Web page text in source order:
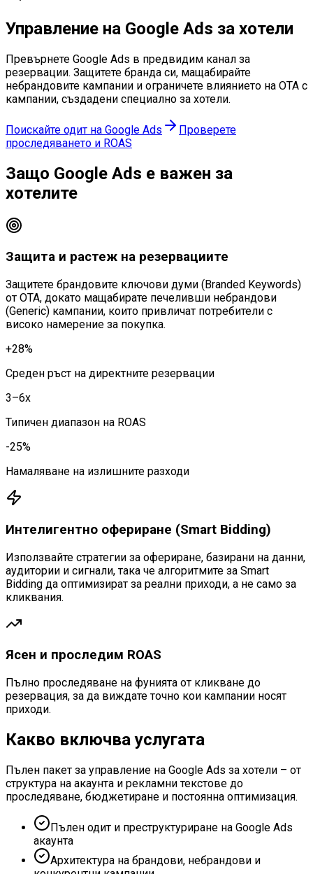
Управление на Google Ads за хотели
Превърнете Google Ads в предвидим канал за
резервации. Защитете бранда си, мащабирайте
небрандовите кампании и ограничете влиянието на OTA с
кампании, създадени специално за хотели.
Поискайте одит на Google Ads
Проверете
проследяването и ROAS
Защо Google Ads е важен за
хотелите
Защита и растеж на резервациите
Защитете брандовите ключови думи (Branded Keywords)
от OTA, докато мащабирате печеливши небрандови
(Generic) кампании, които привличат потребители с
високо намерение за покупка.
+28%
Среден ръст на директните резервации
3–6x
Типичен диапазон на ROAS
-25%
Намаляване на излишните разходи
Интелигентно офериране (Smart Bidding)
Използвайте стратегии за офериране, базирани на данни,
аудитории и сигнали, така че алгоритмите за Smart
Bidding да оптимизират за реални приходи, а не само за
кликвания.
Ясен и проследим ROAS
Пълно проследяване на фунията от кликване до
резервация, за да виждате точно кои кампании носят
приходи.
Какво включва услугата
Пълен пакет за управление на Google Ads за хотели – от
структура на акаунта и рекламни текстове до
проследяване, бюджетиране и постоянна оптимизация.
Пълен одит и преструктуриране на Google Ads
акаунта
Архитектура на брандови, небрандови и